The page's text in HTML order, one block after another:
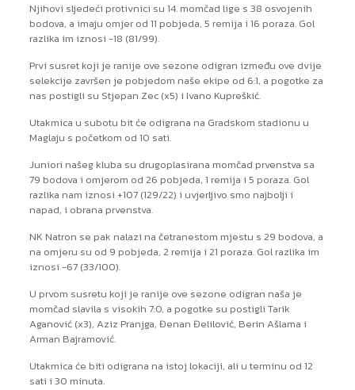
Njihovi sljedeći protivnici su 14. momčad lige s 38 osvojenih
bodova, a imaju omjer od 11 pobjeda, 5 remija i 16 poraza. Gol
razlika im iznosi -18 (81/99).
Prvi susret koji je ranije ove sezone odigran između ove dvije
selekcije završen je pobjedom naše ekipe od 6:1, a pogotke za
nas postigli su Stjepan Zec (x5) i Ivano Kupreškić.
Utakmica u subotu bit će odigrana na Gradskom stadionu u
Maglaju s početkom od 10 sati.
Juniori našeg kluba su drugoplasirana momčad prvenstva sa
79 bodova i omjerom od 26 pobjeda, 1 remija i 5 poraza. Gol
razlika nam iznosi +107 (129/22) i uvjerljivo smo najbolji i
napad, i obrana prvenstva.
NK Natron se pak nalazi na četranestom mjestu s 29 bodova, a
na omjeru su od 9 pobjeda, 2 remija i 21 poraza. Gol razlika im
iznosi -67 (33/100).
U prvom susretu koji je ranije ove sezone odigran naša je
momčad slavila s visokih 7:0, a pogotke su postigli Tarik
Aganović (x3), Aziz Pranjga, Đenan Đelilović, Berin Ašlama i
Arman Bajramović.
Utakmica će biti odigrana na istoj lokaciji, ali u terminu od 12
sati i 30 minuta.